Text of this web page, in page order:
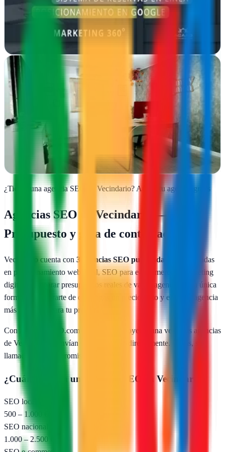
modernos y funcionales que generan resultados reales para tu
negocio en Gran Canaria
Ver ficha
Lima y Limón
Vecindario, Las Palmas
Impulsa tu presencia en internet desde Vecindario. Lima y Limón te
ayuda a conectar con tu audiencia a través de estrategias digitales
efectivas y…
Ver ficha completa
¿Tienes una agencia SEO en Vecindario? Añade tu agencia gratis
Agencias SEO en Vecindario
—
Presupuesto y guía de contratación
Vecindario cuenta con 3 agencias SEO publicadas
especializadas
en posicionamiento web local, SEO para e-commerce y marketing
digital. Comparar presupuestos reales de varias agencias es la única
forma de asegurarte de que pagas un precio justo y eliges la agencia
más adecuada para tu proyecto.
Con AgenciasSEO.com describes tu proyecto una vez y las agencias
de Vecindario
te envían sus propuestas directamente. Gratis, sin
llamadas, sin compromiso.
¿Cuánto cuesta una agencia SEO en Vecindario
SEO local (pyme)
500 – 1.000 €/mes
SEO nacional
1.000 – 2.500 €/mes